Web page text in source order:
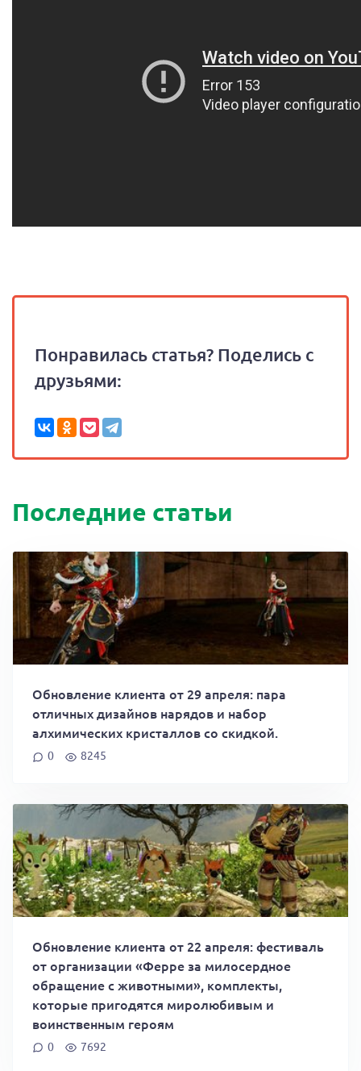
Понравилась статья? Поделись с
друзьями:
Последние статьи
Обновление клиента от 29 апреля: пара
отличных дизайнов нарядов и набор
алхимических кристаллов со скидкой.
0 8245
Обновление клиента от 22 апреля: фестиваль
от организации «Ферре за милосердное
обращение с животными», комплекты,
которые пригодятся миролюбивым и
воинственным героям
0 7692